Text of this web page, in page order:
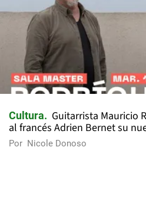
Cultura
Guitarrista Mauricio
al francés Adrien Bernet su
Por Nicole Donoso